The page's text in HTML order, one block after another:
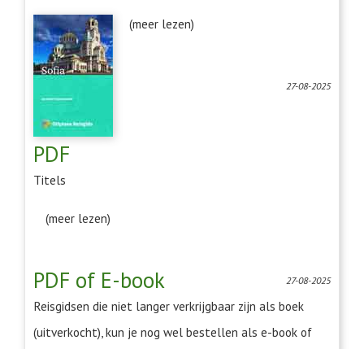
(meer lezen)
27-08-2025
PDF
Titels
(meer lezen)
27-08-2025
PDF of E-book
Reisgidsen die niet langer verkrijgbaar zijn als boek
(uitverkocht), kun je nog wel bestellen als e-book of